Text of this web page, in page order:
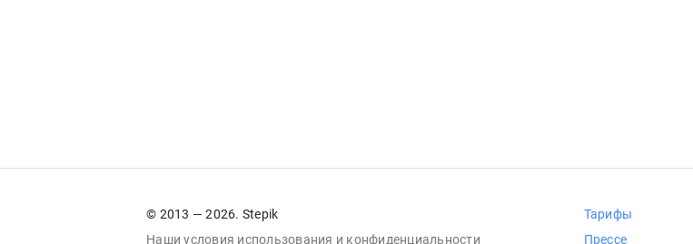
© 2013 — 2026. Stepik
Наши условия использования и конфиденциальности
Тарифы
Прессе